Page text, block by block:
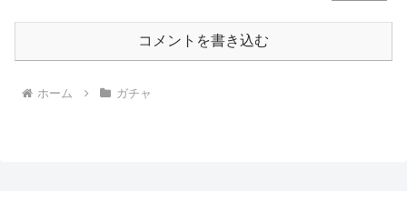
コメントを書き込む
ホーム ガチャ